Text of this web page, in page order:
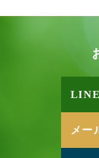
メー